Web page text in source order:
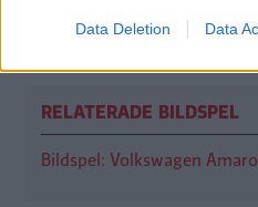
Data Deletion Data
Diskutera:Vad tycker du om
RELATERADE BILDSPEL
Bildspel: Volkswagen